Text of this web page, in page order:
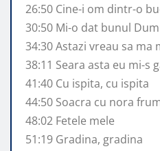
26:50 Cine-i om dintr-o
30:50 Mi-o dat bunul
34:30 Astazi vreau sa ma
38:11 Seara asta eu mi-s
41:40 Cu ispita, cu ispita
44:50 Soacra cu nora
48:02 Fetele mele
51:19 Gradina, gradina